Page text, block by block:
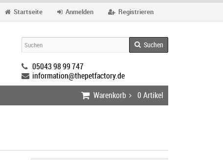
Registrieren
Anmelden
Startseite
Suchen
05043 98 99 747
information@thepetfactory.de
Warenkorb 0 Artikel